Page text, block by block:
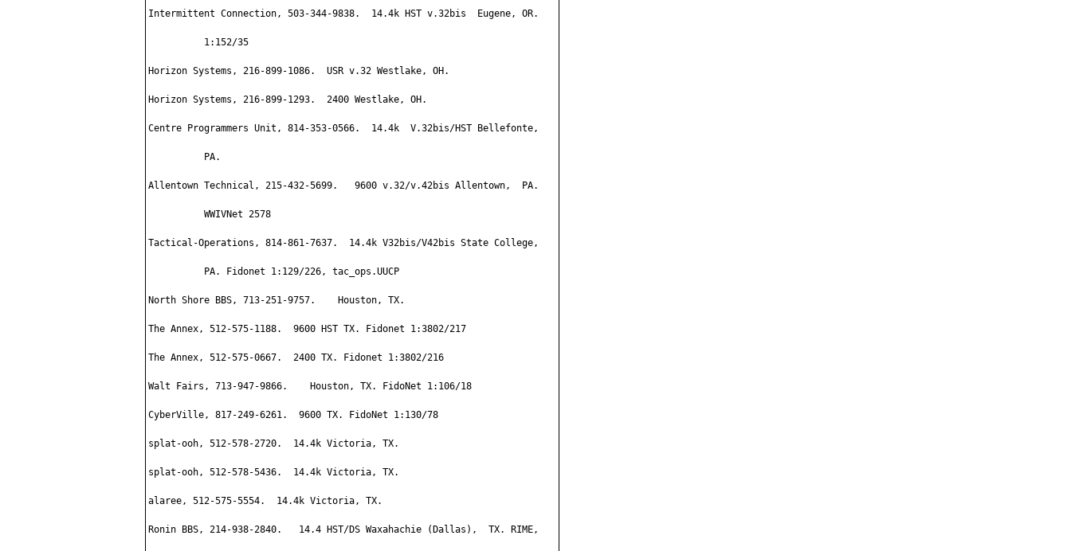
Intermittent Connection, 503-344-9838.  14.4k HST v.32bis  Eugene, OR.
          1:152/35
Horizon Systems, 216-899-1086.  USR v.32 Westlake, OH.
Horizon Systems, 216-899-1293.  2400 Westlake, OH.
Centre Programmers Unit, 814-353-0566.  14.4k  V.32bis/HST Bellefonte,
          PA.
Allentown Technical, 215-432-5699.   9600 v.32/v.42bis Allentown,  PA.
          WWIVNet 2578
Tactical-Operations, 814-861-7637.  14.4k V32bis/V42bis State College,
          PA. Fidonet 1:129/226, tac_ops.UUCP
North Shore BBS, 713-251-9757.    Houston, TX.
The Annex, 512-575-1188.  9600 HST TX. Fidonet 1:3802/217
The Annex, 512-575-0667.  2400 TX. Fidonet 1:3802/216
Walt Fairs, 713-947-9866.    Houston, TX. FidoNet 1:106/18
CyberVille, 817-249-6261.  9600 TX. FidoNet 1:130/78
splat-ooh, 512-578-2720.  14.4k Victoria, TX.
splat-ooh, 512-578-5436.  14.4k Victoria, TX.
alaree, 512-575-5554.  14.4k Victoria, TX.
Ronin BBS, 214-938-2840.   14.4 HST/DS Waxahachie (Dallas),  TX. RIME,